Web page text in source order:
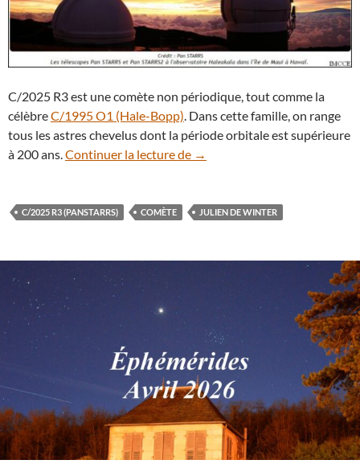
C/2025 R3 est une comète non périodique, tout comme la
célèbreC/1995 O1 (Hale-Bopp). Dans cette famille, on range
tous les astres chevelus dont la période orbitale est supérieure
à 200 ans.Continuer la lecture de La comète C/2025 R3
→
C/2025 R3 (PANSTARRS) COMÈTE JULIEN DE WINTER